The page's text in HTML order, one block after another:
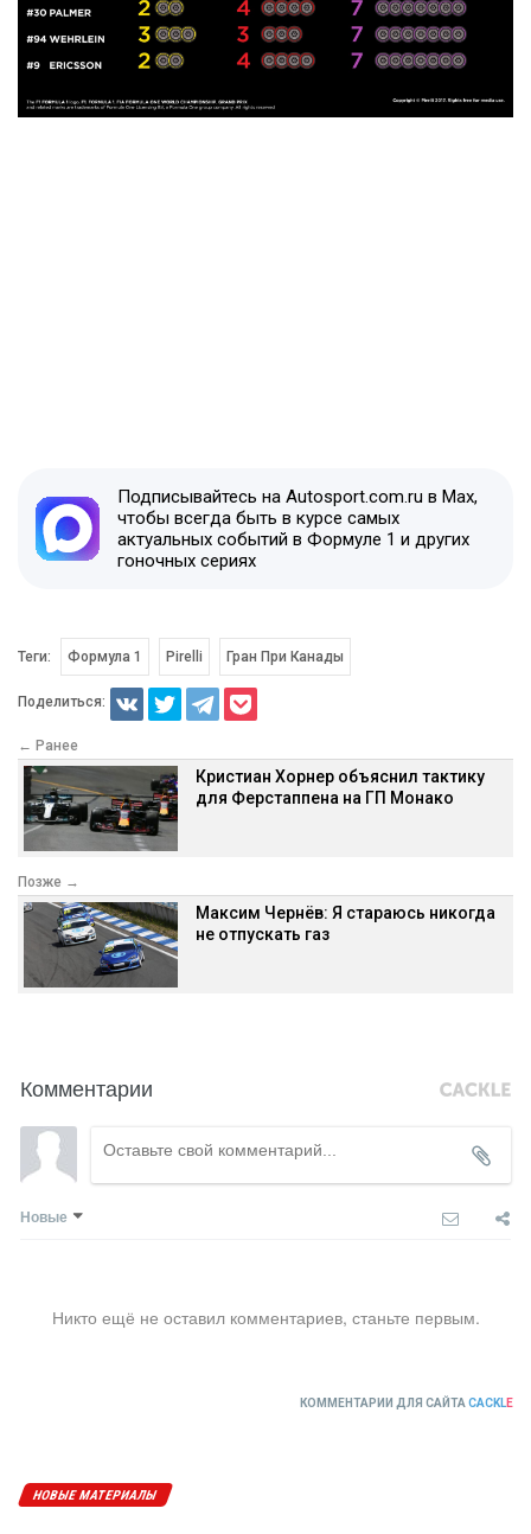
Подписывайтесь на Autosport.com.ru в Max,
чтобы всегда быть в курсе самых
актуальных событий в Формуле 1 и других
гоночных сериях
Теги: Формула 1 Pirelli Гран При Канады
Поделиться:
← Ранее
Кристиан Хорнер объяснил тактику
для Ферстаппена на ГП Монако
Позже →
Максим Чернёв: Я стараюсь никогда
не отпускать газ
Комментарии
Новые
Никто ещё не оставил комментариев, станьте первым.
КОММЕНТАРИИ ДЛЯ САЙТА CACKLE
НОВЫЕ МАТЕРИАЛЫ